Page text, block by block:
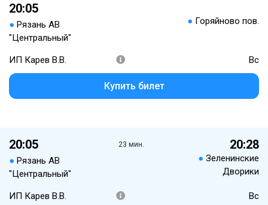
20:05
● Рязань АВ
"Центральный"
● Горяйново пов.
ИП Карев В.В. Вс
Купить билет
20:05
● Рязань АВ
"Центральный"
23 мин. 20:28
● Зеленинские
Дворики
ИП Карев В.В. Вс